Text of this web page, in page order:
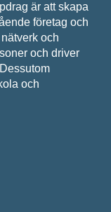
är att skapa
företag och
och
och driver
och